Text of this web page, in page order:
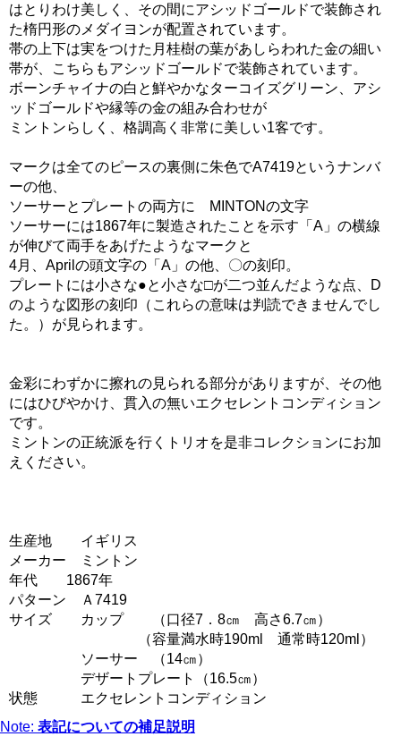
はとりわけ美しく、その間にアシッドゴールドで装飾され
た楕円形のメダイヨンが配置されています。
帯の上下は実をつけた月桂樹の葉があしらわれた金の細い
帯が、こちらもアシッドゴールドで装飾されています。
ボーンチャイナの白と鮮やかなターコイズグリーン、アシ
ッドゴールドや縁等の金の組み合わせが
ミントンらしく、格調高く非常に美しい1客です。
マークは全てのピースの裏側に朱色でA7419というナンバ
ーの他、
ソーサーとプレートの両方に MINTONの文字
ソーサーには1867年に製造されたことを示す「A」の横線
が伸びて両手をあげたようなマークと
4月、Aprilの頭文字の「A」の他、〇の刻印。
プレートには小さな●と小さな□が二つ並んだような点、D
のような図形の刻印（これらの意味は判読できませんでし
た。）が見られます。
金彩にわずかに擦れの見られる部分がありますが、その他
にはひびやかけ、貫入の無いエクセレントコンディション
です。
ミントンの正統派を行くトリオを是非コレクションにお加
えください。
生産地 イギリス
メーカー ミントン
年代 1867年
パターン Ａ7419
サイズ カップ （口径7．8㎝ 高さ6.7㎝）
（容量満水時190ml 通常時120ml）
ソーサー （14㎝）
デザートプレート（16.5㎝）
状態 エクセレントコンディション
Note: 表記についての補足説明